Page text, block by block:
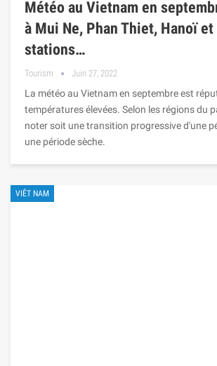
Météo au Vietnam en
à Mui Ne, Phan Thiet, Hanoï
stations…
Tourism Juin 27, 2022
La météo au Vietnam en septembre est
températures élevées. Selon les régions du
noter soit une transition progressive d'une
une période sèche.
VIÊT NAM